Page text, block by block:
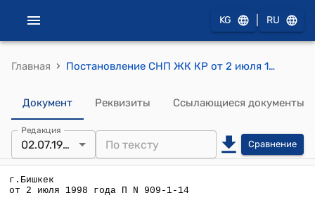
KG RU
Главная › Постановление СНП ЖК КР от 2 июля 1998 года П N 909-1-14 "О порядке рассмотрении и принятия Закона Кыргызской Республики "О республиканском бюджете Кыргызской Республики"
Документ Реквизиты Ссылающиеся документы
Редакция
02.07.1998 Сравнение